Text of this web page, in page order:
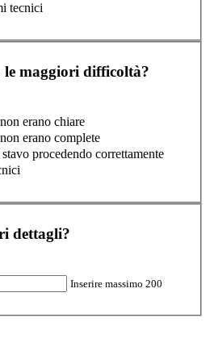
tecnici
maggiori difficoltà?
erano chiare
erano complete
procedendo correttamente
dettagli?
Inserire massimo 200